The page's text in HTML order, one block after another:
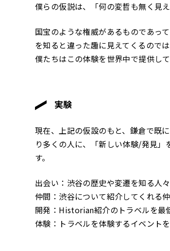
僕らの仮説は、「何の変哲も無く見
国宝のような権威があるものであっ
を知ると違った趣に見えてくるので
僕たちはこの体験を世界中で提供し
実験
現在、上記の仮設のもと、鎌倉で既
り多くの人に、「新しい体験/発見」
す。
出会い：渋谷の歴史や変遷を知る人々
仲間：渋谷について紹介してくれる
開発：Historian紹介のトラベルを最
体験：トラベルを体験するイベントを